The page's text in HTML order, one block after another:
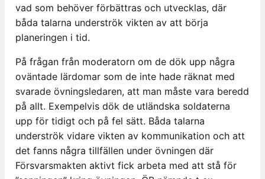
vad som behöver förbättras och utvecklas, där
båda talarna underströk vikten av att börja
planeringen i tid.
På frågan från moderatorn om de dök upp några
oväntade lärdomar som de inte hade räknat med
svarade övningsledaren, att man måste vara beredd
på allt. Exempelvis dök de utländska soldaterna
upp för tidigt och på fel sätt. Båda talarna
underströk vidare vikten av kommunikation och att
det fanns några tillfällen under övningen där
Försvarsmakten aktivt fick arbeta med att stå för